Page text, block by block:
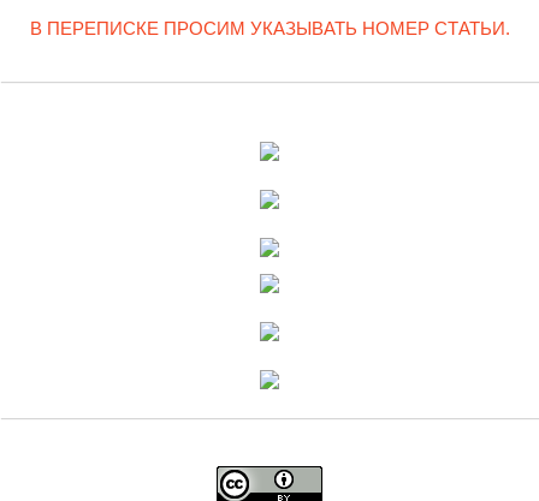
В ПЕРЕПИСКЕ ПРОСИМ УКАЗЫВАТЬ НОМЕР СТАТЬИ.